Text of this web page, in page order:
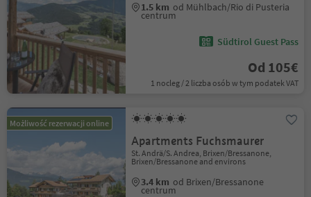
1.5 km od Mühlbach/Rio di Pusteria
centrum
Südtirol Guest Pass
Od 105€
1 nocleg / 2 liczba osób w tym podatek VAT
Możliwość rezerwacji online
Apartments Fuchsmaurer
St. Andrä/S. Andrea, Brixen/Bressanone,
Brixen/Bressanone and environs
3.4 km od Brixen/Bressanone
centrum